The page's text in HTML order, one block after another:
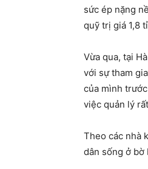
sức ép nặng
quỹ trị giá 1,8
Vừa qua, tại
với sự tham
của mình
việc quản lý
Theo các nhà
dân sống ở bờ